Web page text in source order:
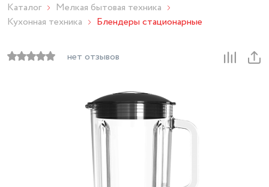
Каталог
Мелкая бытовая техника
Кухонная техника
Блендеры стационарные
нет отзывов